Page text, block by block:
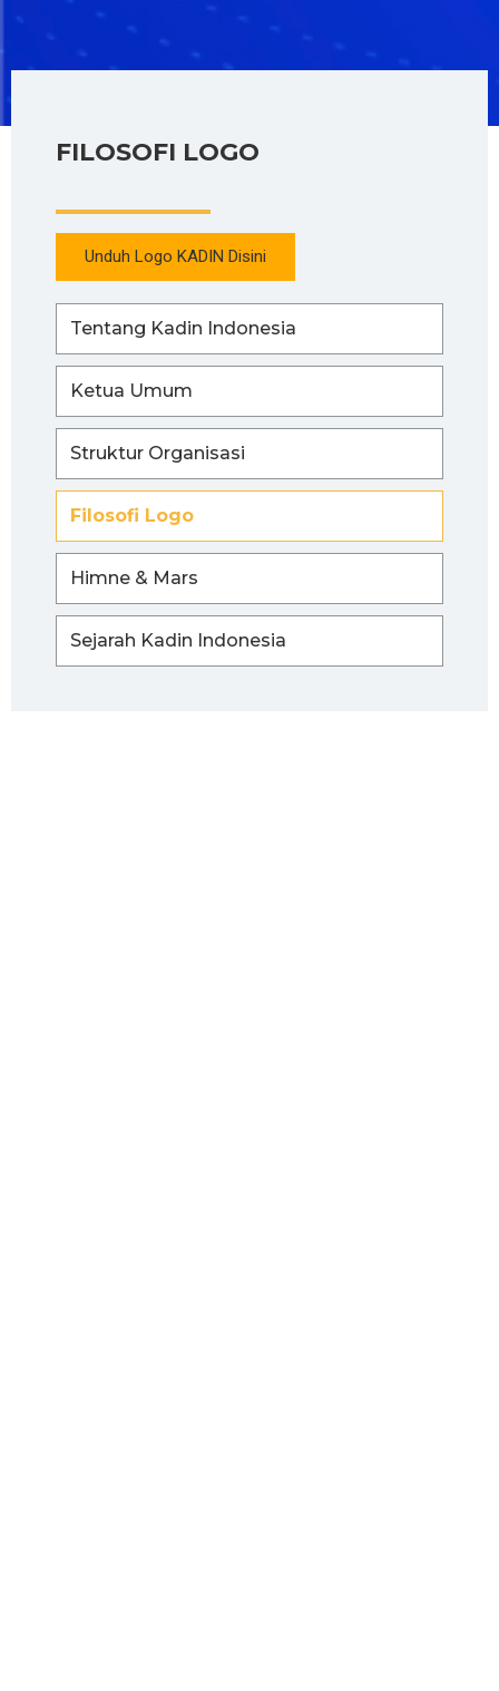
FILOSOFI LOGO
Unduh Logo KADIN Disini
Tentang Kadin Indonesia
Ketua Umum
Struktur Organisasi
Filosofi Logo
Himne & Mars
Sejarah Kadin Indonesia